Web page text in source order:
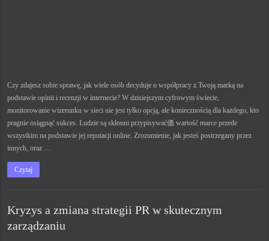
Czy zdajesz sobie sprawę, jak wiele osób decyduje o współpracy z Twoją marką na
podstawie opinii i recenzji w internecie? W dzisiejszym cyfrowym świecie,
monitorowanie wizerunku w sieci nie jest tylko opcją, ale koniecznością dla każdego, kto
pragnie osiągnąć sukces. Ludzie są skłonni przypisywać価 wartość marce przede
wszystkim na podstawie jej reputacji online. Zrozumienie, jak jesteś postrzegany przez
innych, oraz …
Czytaj
Kryzys a zmiana strategii PR w skutecznym
zarządzaniu